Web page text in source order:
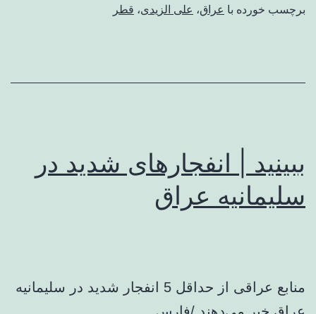
برچسب خورده با عراق، علی الزیدی، قطر
ببینید | انفجارهای شدید در
سلیمانیه عراق
منابع عراقی از حداقل 5 انفجار شدید در سلیمانیه
عراق خبر می‌دهند./فارس